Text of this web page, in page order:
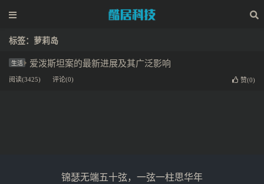
标签：萝莉岛
生活 爱泼斯坦案的最新进展及其广泛影响
阅读(3425) 评论(0) 赞(0)
锦瑟无端五十弦，一弦一柱思华年